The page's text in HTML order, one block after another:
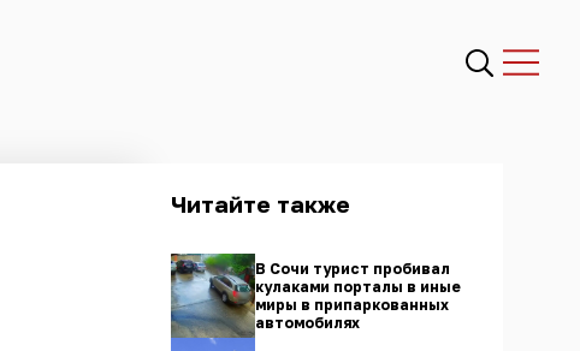
Читайте также
В Сочи турист пробивал
кулаками порталы в иные
миры в припаркованных
автомобилях